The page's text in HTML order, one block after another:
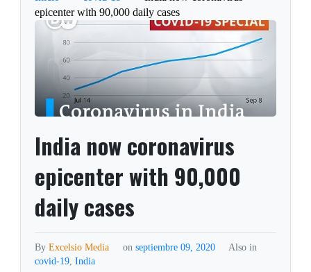
epicenter with 90,000 daily cases
India now coronavirus
epicenter with 90,000
daily cases
ByExcelsio Media on septiembre 09, 2020
Also in
covid-19,India